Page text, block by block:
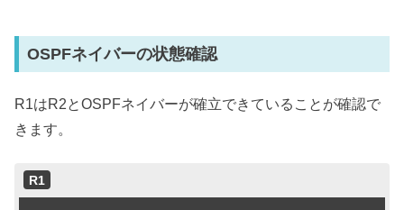
OSPFネイバーの状態確認
R1はR2とOSPFネイバーが確立できていることが確認で
きます。
R1